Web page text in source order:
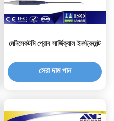
মেনিসেকটমি প্রোব সার্জিক্যাল ইনস্ট্রুমেন্ট
সেরা দাম পান